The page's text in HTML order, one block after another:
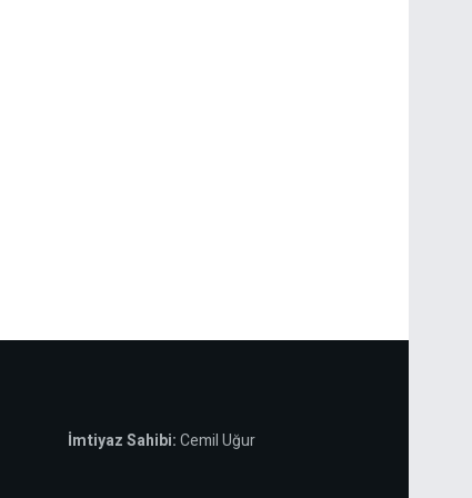
İmtiyaz Sahibi:Cemil Uğur